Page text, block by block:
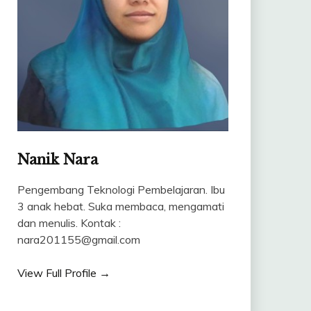
Nanik Nara
Pengembang Teknologi Pembelajaran. Ibu
3 anak hebat. Suka membaca, mengamati
dan menulis. Kontak :
nara201155@gmail.com
View Full Profile →